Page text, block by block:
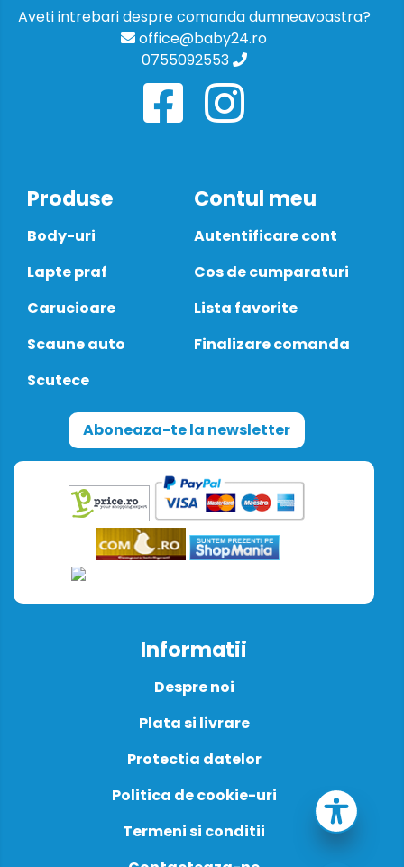
Aveti intrebari despre comanda dumneavoastra?
office@baby24.ro
0755092553
Produse
Body-uri
Lapte praf
Carucioare
Scaune auto
Scutece
Contul meu
Autentificare cont
Cos de cumparaturi
Lista favorite
Finalizare comanda
Aboneaza-te la newsletter
Informatii
Despre noi
Plata si livrare
Protectia datelor
Politica de cookie-uri
Termeni si conditii